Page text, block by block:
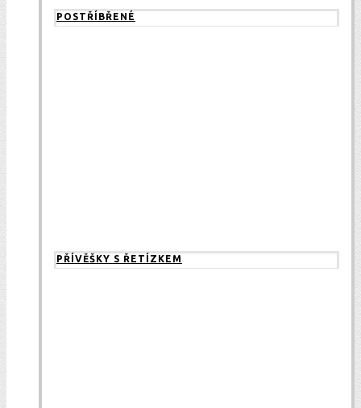
POSTŘÍBŘENÉ
PŘÍVĚŠKY S ŘETÍZKEM